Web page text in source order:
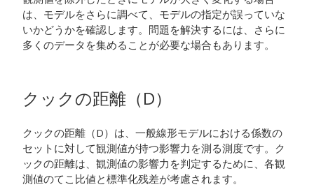
は、モデルをさらに調べて、モデルの指定が誤っていな
いかどうかを確認します。問題を解決するには、さらに
多くのデータを集めることが必要な場合もあります。
クックの距離（D）
クックの距離（D）は、一般線形モデルにおける係数の
セットに対して観測値が持つ影響力を測る測度です。ク
ックの距離は、観測値の影響力を判定するために、各観
測値のてこ比値と標準化残差が考慮されます。